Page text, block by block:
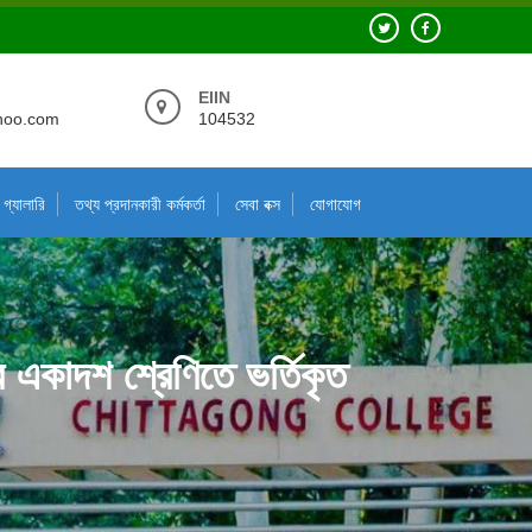
EIIN
104532
গ্যালারি তথ্য প্রদানকারী কর্মকর্তা সেবা বক্স যোগাযোগ
শ্রেণিতে ভর্তিকৃত